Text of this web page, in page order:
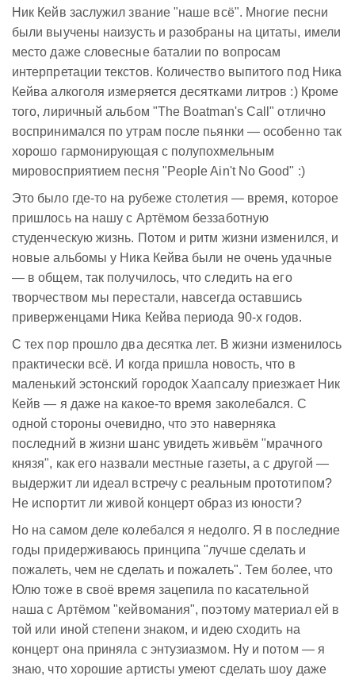
Ник Кейв заслужил звание "наше всё". Многие песни
были выучены наизусть и разобраны на цитаты, имели
место даже словесные баталии по вопросам
интерпретации текстов. Количество выпитого под Ника
Кейва алкоголя измеряется десятками литров :) Кроме
того, лиричный альбом "The Boatman's Call" отлично
воспринимался по утрам после пьянки — особенно так
хорошо гармонирующая с полупохмельным
мировосприятием песня "People Ain't No Good" :)
Это было где-то на рубеже столетия — время, которое
пришлось на нашу с Артёмом беззаботную
студенческую жизнь. Потом и ритм жизни изменился, и
новые альбомы у Ника Кейва были не очень удачные
— в общем, так получилось, что следить на его
творчеством мы перестали, навсегда оставшись
приверженцами Ника Кейва периода 90-х годов.
С тех пор прошло два десятка лет. В жизни изменилось
практически всё. И когда пришла новость, что в
маленький эстонский городок Хаапсалу приезжает Ник
Кейв — я даже на какое-то время заколебался. С
одной стороны очевидно, что это наверняка
последний в жизни шанс увидеть живьём "мрачного
князя", как его назвали местные газеты, а с другой —
выдержит ли идеал встречу с реальным прототипом?
Не испортит ли живой концерт образ из юности?
Но на самом деле колебался я недолго. Я в последние
годы придерживаюсь принципа "лучше сделать и
пожалеть, чем не сделать и пожалеть". Тем более, что
Юлю тоже в своё время зацепила по касательной
наша с Артёмом "кейвомания", поэтому материал ей в
той или иной степени знаком, и идею сходить на
концерт она приняла с энтузиазмом. Ну и потом — я
знаю, что хорошие артисты умеют сделать шоу даже